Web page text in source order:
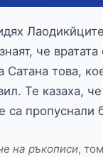
че
Сатана това,
Те казаха,
са пропуснали
на ръкописи,